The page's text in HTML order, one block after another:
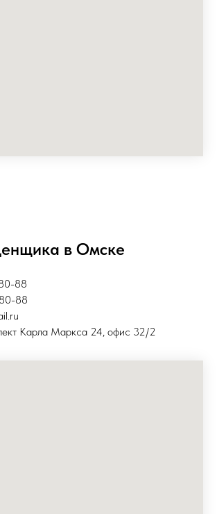
в Омске
88
88
Карла Маркса 24​, офис 32/2